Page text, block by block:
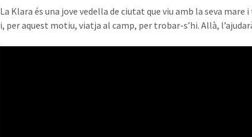
La Klara és una jove vedella de ciutat que viu amb la seva
i, per aquest motiu, viatja al camp, per trobar-s’hi. Allà,